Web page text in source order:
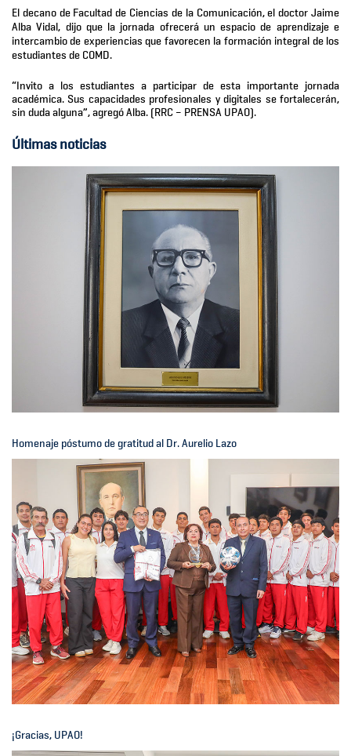
El decano de Facultad de Ciencias de la Comunicación, el doctor Jaime
Alba Vidal, dijo que la jornada ofrecerá un espacio de aprendizaje e
intercambio de experiencias que favorecen la formación integral de los
estudiantes de COMD.
“Invito a los estudiantes a participar de esta importante jornada
académica. Sus capacidades profesionales y digitales se fortalecerán,
sin duda alguna”, agregó Alba. (RRC – PRENSA UPAO).
Últimas noticias
Homenaje póstumo de gratitud al Dr. Aurelio Lazo
¡Gracias, UPAO!